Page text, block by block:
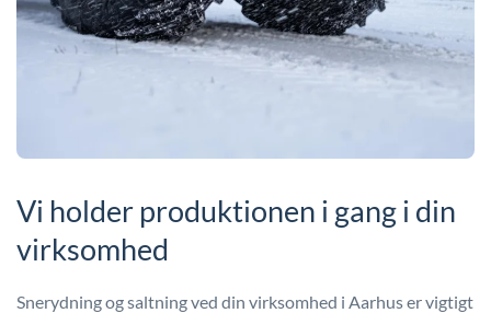
Vi holder produktionen i gang i din
virksomhed
Snerydning og saltning ved din virksomhed i Aarhus er vigtigt